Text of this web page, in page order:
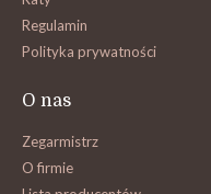
Regulamin
Polityka prywatności
O nas
Zegarmistrz
O firmie